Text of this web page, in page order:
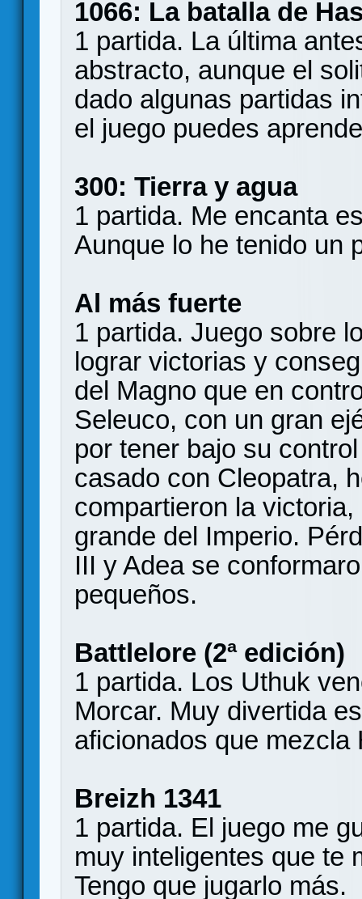
1066: La batalla de
1 partida. La última
abstracto, aunque el
dado algunas partidas
el juego puedes
300: Tierra y agua
1 partida. Me encanta
Aunque lo he tenido un
Al más fuerte
1 partida. Juego sobre
lograr victorias y
del Magno que en
Seleuco, con un gran
por tener bajo su
casado con Cleopatra,
compartieron la
grande del Imperio.
III y Adea se
pequeños.
Battlelore (2ª edición)
1 partida. Los Uthuk
Morcar. Muy divertida
aficionados que
Breizh 1341
1 partida. El juego me
muy inteligentes que te
Tengo que jugarlo más.